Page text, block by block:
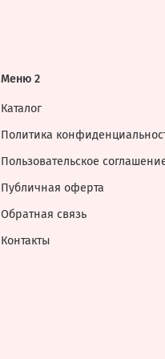
Меню 2
Каталог
Политика
Пользовательское
Публичная оферта
Обратная связь
Контакты